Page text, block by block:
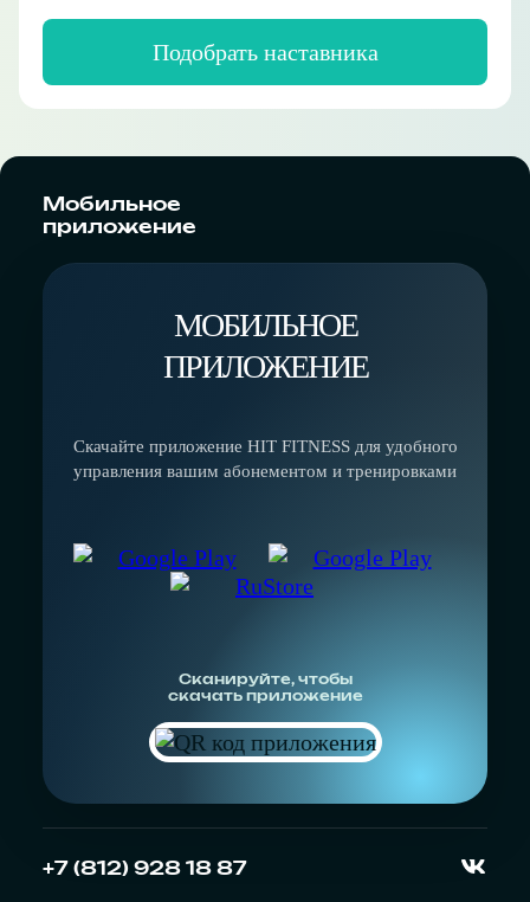
Подобрать наставника
Мобильное
приложение
МОБИЛЬНОЕ
ПРИЛОЖЕНИЕ
Скачайте приложение HIT FITNESS для удобного
управления вашим абонементом и тренировками
Сканируйте, чтобы
скачать приложение
+7 (812) 928 18 87
Атмосфера
на Комендантской площади
на Планерной улице